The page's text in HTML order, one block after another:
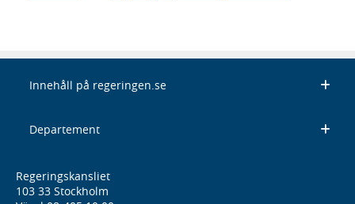
Innehåll på regeringen.se
Departement
Regeringskansliet
103 33 Stockholm